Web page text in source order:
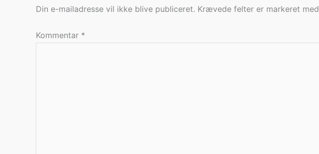
Din e-mailadresse vil ikke blive publiceret. Krævede felter er markeret med
Kommentar *